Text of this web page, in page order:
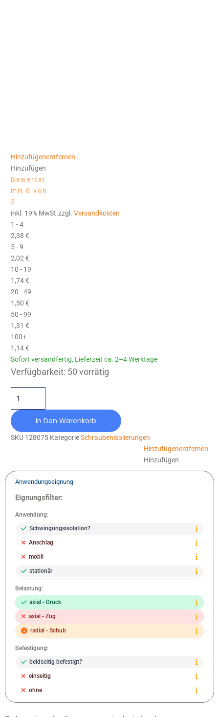
Hinzufügenentfernen
Hinzufügen
Bewertet
mit 0 von
5
Hinzufügenentfernen
Hinzufügen
inkl. 19% MwSt.zzgl.Versandkosten
1 - 4
2,38€
5 - 9
2,02€
10 - 19
1,74€
20 - 49
1,50€
50 - 99
1,31€
100+
1,14€
Sofort versandfertig, Lieferzeit ca. 2–4 Werktage
Verfügbarkeit: 50 vorrätig
GP-IS-025/010X008-NR80-T1 Menge
In Den Warenkorb
SKU 128075 Kategorie Schraubenisolierungen
Anwendungseignung
Eignungsfilter:
Anwendung:
Schwingungsisolation?
Anschlag
mobil
stationär
Belastung:
axial - Druck
axial - Zug
radial - Schub
Befestigung:
beidseitig befestigt?
einseitig
ohne